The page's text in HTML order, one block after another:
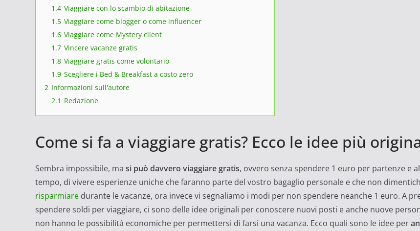
1.4 Viaggiare con lo scambio di abitazione
1.5 Viaggiare come blogger o come influencer
1.6 Viaggiare come Mystery client
1.7 Vincere vacanze gratis
1.8 Viaggiare gratis come volontario
1.9 Scegliere i Bed & Breakfast a costo zero
2 Informazioni sull'autore
2.1 Redazione
Come si fa a viaggiare gratis? Ecco le idee più
Sembra impossibile, ma si può davvero viaggiare gratis, ovvero senza spendere 1 euro per partenze e
tempo, di vivere esperienze uniche che faranno parte del vostro bagaglio personale e che non
risparmiare durante le vacanze, ora invece vi segnaliamo i modi per non spendere neanche 1 euro. A
spendere soldi per viaggiare, ci sono delle idee originali per conoscere nuovi posti e anche nuove
non hanno le possibilità economiche per permettersi di farsi una vacanza. Ecco quali sono le idee per